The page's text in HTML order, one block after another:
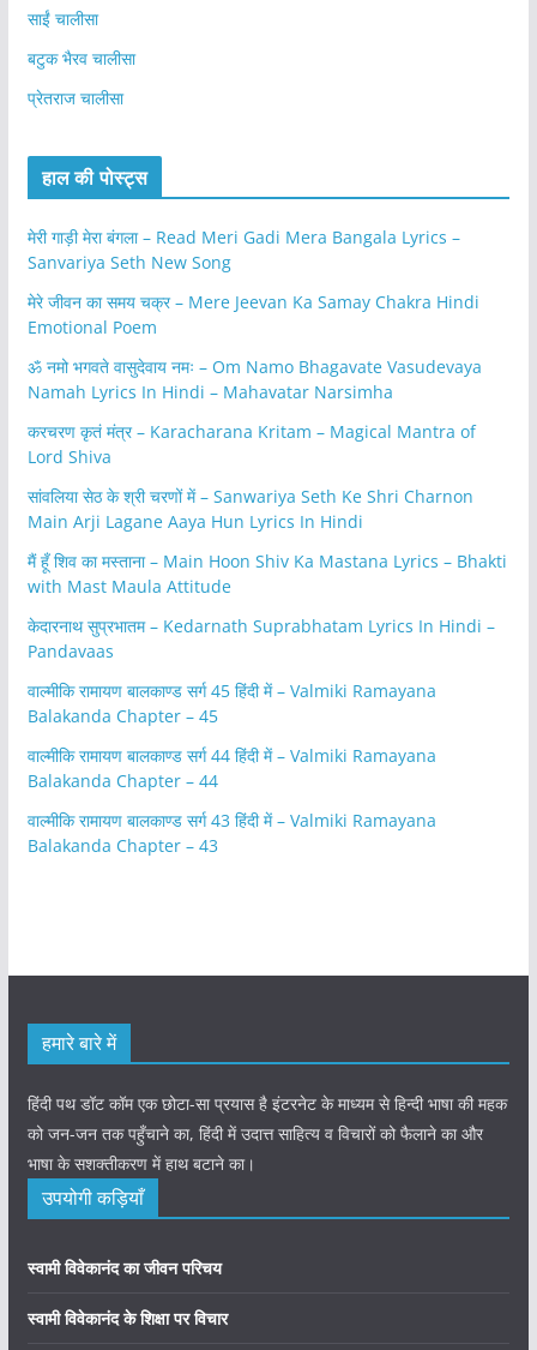
साईं चालीसा
बटुक भैरव चालीसा
प्रेतराज चालीसा
हाल की पोस्ट्स
मेरी गाड़ी मेरा बंगला – Read Meri Gadi Mera Bangala Lyrics –
Sanvariya Seth New Song
मेरे जीवन का समय चक्र – Mere Jeevan Ka Samay Chakra Hindi
Emotional Poem
ॐ नमो भगवते वासुदेवाय नमः – Om Namo Bhagavate Vasudevaya
Namah Lyrics In Hindi – Mahavatar Narsimha
करचरण कृतं मंत्र – Karacharana Kritam – Magical Mantra of
Lord Shiva
सांवलिया सेठ के श्री चरणों में – Sanwariya Seth Ke Shri Charnon
Main Arji Lagane Aaya Hun Lyrics In Hindi
मैं हूँ शिव का मस्ताना – Main Hoon Shiv Ka Mastana Lyrics – Bhakti
with Mast Maula Attitude
केदारनाथ सुप्रभातम – Kedarnath Suprabhatam Lyrics In Hindi –
Pandavaas
वाल्मीकि रामायण बालकाण्ड सर्ग 45 हिंदी में – Valmiki Ramayana
Balakanda Chapter – 45
वाल्मीकि रामायण बालकाण्ड सर्ग 44 हिंदी में – Valmiki Ramayana
Balakanda Chapter – 44
वाल्मीकि रामायण बालकाण्ड सर्ग 43 हिंदी में – Valmiki Ramayana
Balakanda Chapter – 43
हमारे बारे में
हिंदी पथ डॉट कॉम एक छोटा-सा प्रयास है इंटरनेट के माध्यम से हिन्दी भाषा की महक
को जन-जन तक पहुँचाने का, हिंदी में उदात्त साहित्य व विचारों को फैलाने का और
भाषा के सशक्तीकरण में हाथ बटाने का।
उपयोगी कड़ियाँ
स्वामी विवेकानंद का जीवन परिचय
स्वामी विवेकानंद के शिक्षा पर विचार